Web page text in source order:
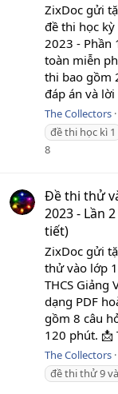
ZixDoc gửi
đề thi học
2023 - Phần
toàn miễn
thi bao gồm
đáp án và
The Collectors
đề thi học kì 1
8
Đề thi thử
2023 - Lần
tiết)
ZixDoc gửi
thử vào lớp
THCS Giảng
dạng PDF
gồm 8 câu
120 phút. 📩
The Collectors
đề thi thử 9